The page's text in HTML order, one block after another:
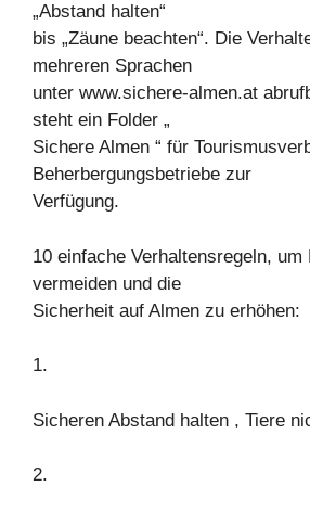
„Abstand halten“
bis „Zäune beachten“. Die
mehreren Sprachen
unter www.sichere-almen.at
steht ein Folder „
Sichere Almen “ für
Beherbergungsbetriebe zur
Verfügung.
10 einfache Verhaltensregeln,
vermeiden und die
Sicherheit auf Almen zu erhöhen:
1.
Sicheren Abstand halten , Tiere
2.